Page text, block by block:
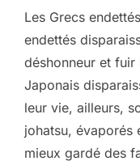
Les Grecs
endettés
déshonneur et
Japonais
leur vie, ailleurs,
johatsu, évaporés
mieux gardé des